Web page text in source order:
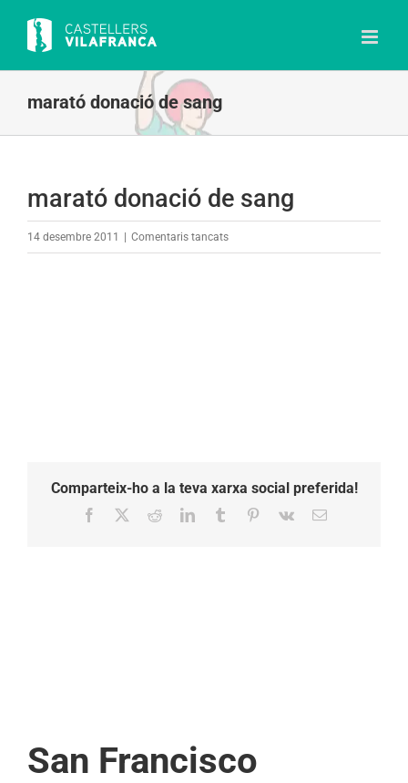
content
marató donació de sang
marató donació de sang
14 desembre 2011 Comentaris tancatsa
Comparteix-ho a la teva xarxa social preferida!
Facebook RedditLinkedInTumblr Pinterest
Vk Email:
San Francisco